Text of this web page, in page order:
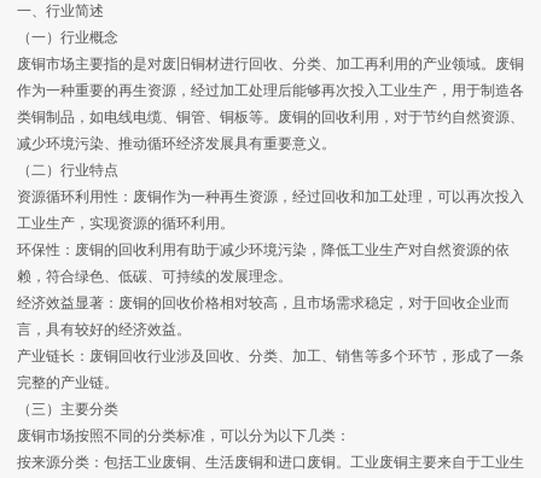
一、行业简述
（一）行业概念
废铜市场主要指的是对废旧铜材进行回收、分类、加工再利用的产业领域。废铜
作为一种重要的再生资源，经过加工处理后能够再次投入工业生产，用于制造各
类铜制品，如电线电缆、铜管、铜板等。废铜的回收利用，对于节约自然资源、
减少环境污染、推动循环经济发展具有重要意义。
（二）行业特点
资源循环利用性：废铜作为一种再生资源，经过回收和加工处理，可以再次投入
工业生产，实现资源的循环利用。
环保性：废铜的回收利用有助于减少环境污染，降低工业生产对自然资源的依
赖，符合绿色、低碳、可持续的发展理念。
经济效益显著：废铜的回收价格相对较高，且市场需求稳定，对于回收企业而
言，具有较好的经济效益。
产业链长：废铜回收行业涉及回收、分类、加工、销售等多个环节，形成了一条
完整的产业链。
（三）主要分类
废铜市场按照不同的分类标准，可以分为以下几类：
按来源分类：包括工业废铜、生活废铜和进口废铜。工业废铜主要来自于工业生